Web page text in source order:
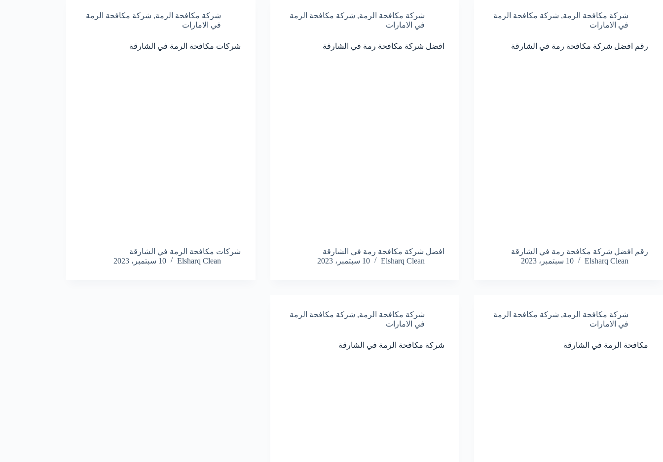
شركة مكافحة الرمة, شركة مكافحة الرمة
في الامارات
رقم افضل شركة مكافحة رمة في الشارقة
رقم افضل شركة مكافحة رمة في الشارقة
Elsharq Clean
10 سبتمبر، 2023
شركة مكافحة الرمة, شركة مكافحة الرمة
في الامارات
افضل شركة مكافحة رمة في الشارقة
افضل شركة مكافحة رمة في الشارقة
Elsharq Clean
10 سبتمبر، 2023
شركة مكافحة الرمة, شركة مكافحة الرمة
في الامارات
شركات مكافحة الرمة في الشارقة
شركات مكافحة الرمة في الشارقة
Elsharq Clean
10 سبتمبر، 2023
شركة مكافحة الرمة, شركة مكافحة الرمة
في الامارات
مكافحة الرمة في الشارقة
شركة مكافحة الرمة, شركة مكافحة الرمة
في الامارات
شركة مكافحة الرمة في الشارقة